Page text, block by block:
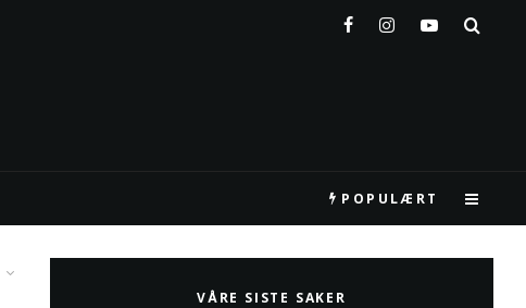
POPULÆRT
VÅRE SISTE SAKER